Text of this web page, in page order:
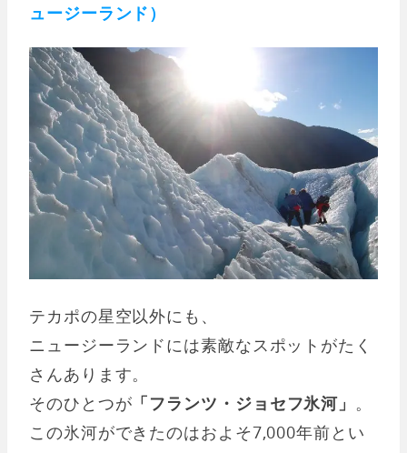
ュージーランド）
テカポの星空以外にも、
ニュージーランドには素敵なスポットがたく
さんあります。
そのひとつが 「フランツ・ジョセフ氷河」 。
この氷河ができたのはおよそ7,000年前とい